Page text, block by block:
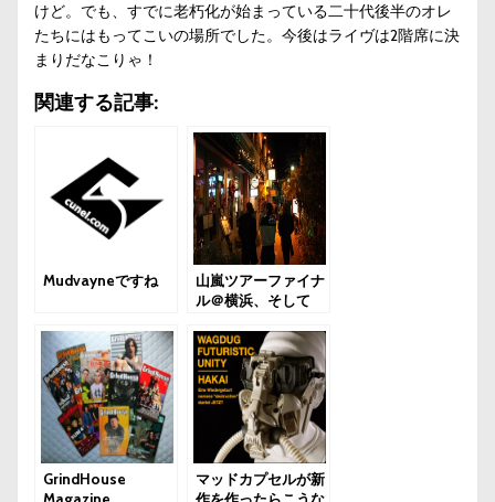
けど。でも、すでに老朽化が始まっている二十代後半のオレ
たちにはもってこいの場所でした。今後はライヴは2階席に決
まりだなこりゃ！
関連する記事:
Mudvayneですね
山嵐ツアーファイナ
ル＠横浜、そして
GrindHouse
マッドカプセルが新